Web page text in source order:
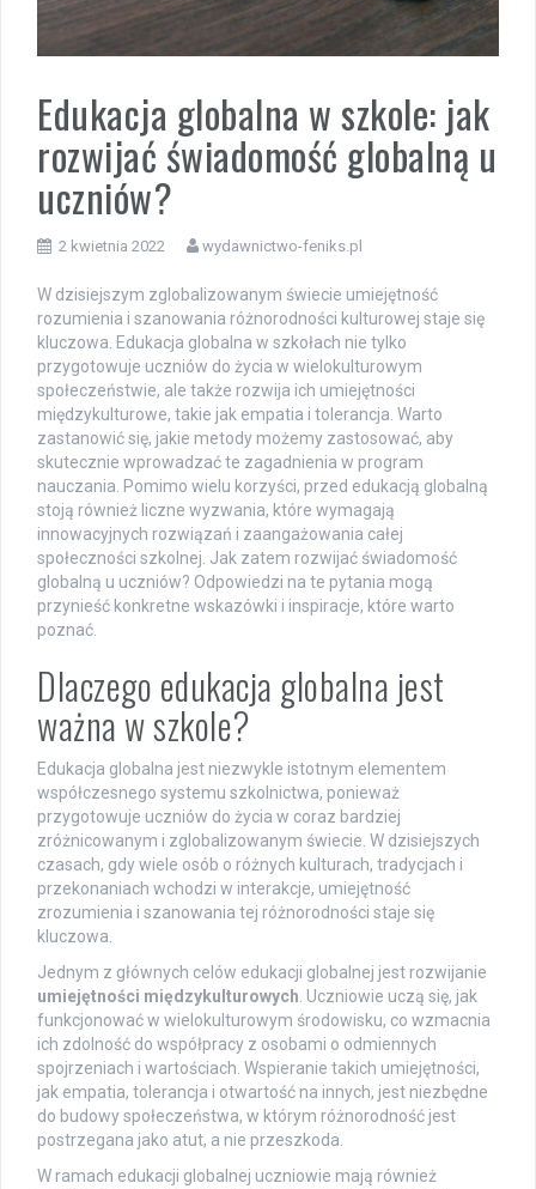
Edukacja globalna w szkole: jak
rozwijać świadomość globalną u
uczniów?
2 kwietnia 2022 wydawnictwo-feniks.pl
W dzisiejszym zglobalizowanym świecie umiejętność
rozumienia i szanowania różnorodności kulturowej staje się
kluczowa. Edukacja globalna w szkołach nie tylko
przygotowuje uczniów do życia w wielokulturowym
społeczeństwie, ale także rozwija ich umiejętności
międzykulturowe, takie jak empatia i tolerancja. Warto
zastanowić się, jakie metody możemy zastosować, aby
skutecznie wprowadzać te zagadnienia w program
nauczania. Pomimo wielu korzyści, przed edukacją globalną
stoją również liczne wyzwania, które wymagają
innowacyjnych rozwiązań i zaangażowania całej
społeczności szkolnej. Jak zatem rozwijać świadomość
globalną u uczniów? Odpowiedzi na te pytania mogą
przynieść konkretne wskazówki i inspiracje, które warto
poznać.
Dlaczego edukacja globalna jest
ważna w szkole?
Edukacja globalna jest niezwykle istotnym elementem
współczesnego systemu szkolnictwa, ponieważ
przygotowuje uczniów do życia w coraz bardziej
zróżnicowanym i zglobalizowanym świecie. W dzisiejszych
czasach, gdy wiele osób o różnych kulturach, tradycjach i
przekonaniach wchodzi w interakcje, umiejętność
zrozumienia i szanowania tej różnorodności staje się
kluczowa.
Jednym z głównych celów edukacji globalnej jest rozwijanie
umiejętności międzykulturowych . Uczniowie uczą się, jak
funkcjonować w wielokulturowym środowisku, co wzmacnia
ich zdolność do współpracy z osobami o odmiennych
spojrzeniach i wartościach. Wspieranie takich umiejętności,
jak empatia, tolerancja i otwartość na innych, jest niezbędne
do budowy społeczeństwa, w którym różnorodność jest
postrzegana jako atut, a nie przeszkoda.
W ramach edukacji globalnej uczniowie mają również